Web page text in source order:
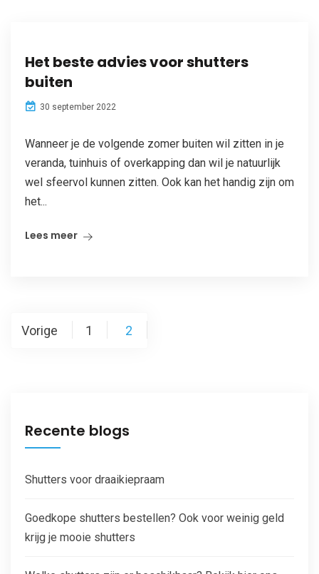
Het beste advies voor shutters
buiten
30 september 2022
Wanneer je de volgende zomer buiten wil zitten in je
veranda, tuinhuis of overkapping dan wil je natuurlijk
wel sfeervol kunnen zitten. Ook kan het handig zijn om
het...
Lees meer
Vorige 1 2
Recente blogs
Shutters voor draaikiepraam
Goedkope shutters bestellen? Ook voor weinig geld
krijg je mooie shutters